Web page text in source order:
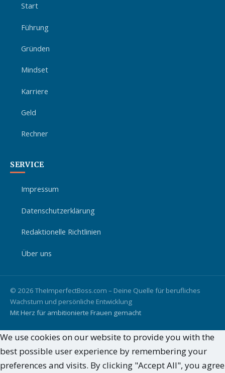
Start
Führung
Gründen
Mindset
Karriere
Geld
Rechner
SERVICE
Impressum
Datenschutzerklärung
Redaktionelle Richtlinien
Über uns
© 2026 TheImperfectBoss.com – Deine Quelle für berufliches
Wachstum und persönliche Entwicklung
Mit Herz für ambitionierte Frauen gemacht
We use cookies on our website to provide you with the
best possible user experience by remembering your
preferences and visits. By clicking "Accept All", you agree